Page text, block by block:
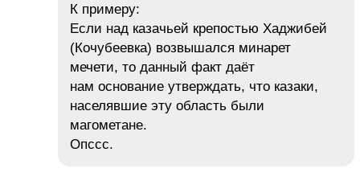
К примеру:
Если над казачьей крепостью Хаджибей
(Кочубеевка) возвышался минарет
мечети, то данный факт даёт
нам основание утверждать, что казаки,
населявшие эту область были
магометане.
Опссс.